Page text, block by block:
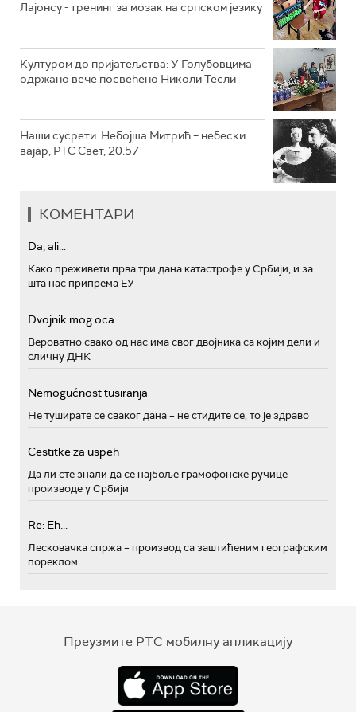
Лајонсу - тренинг за мозак на српском језику
Културом до пријатељства: У Голубовцима
одржано вече посвећено Николи Тесли
Наши сусрети: Небојша Митрић – небески
вајар, РТС Свет, 20.57
КОМЕНТАРИ
Da, ali...
Како преживети прва три дана катастрофе у Србији, и за
шта нас припрема ЕУ
Dvojnik mog oca
Вероватно свако од нас има свог двојника са којим дели и
сличну ДНК
Nemogućnost tusiranja
Не туширате се сваког дана – не стидите се, то је здраво
Cestitke za uspeh
Да ли сте знали да се најбоље грамофонске ручице
производе у Србији
Re: Eh...
Лесковачка спржа – производ са заштићеним географским
пореклом
Преузмите РТС мобилну апликацију